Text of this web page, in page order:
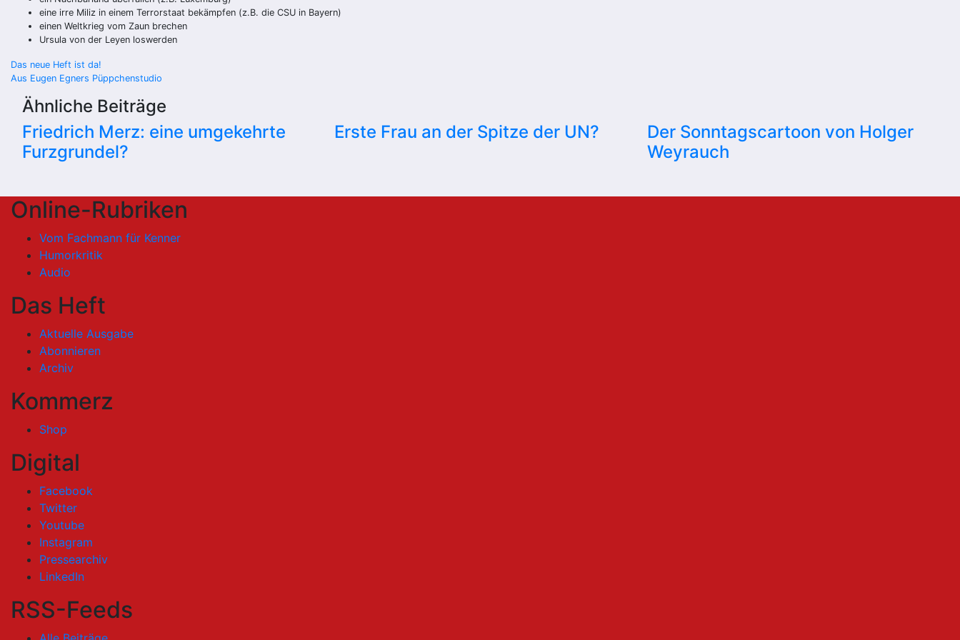
eine irre Miliz in einem Terrorstaat bekämpfen (z.B. die CSU in Bayern)
einen Weltkrieg vom Zaun brechen
Ursula von der Leyen loswerden
Beitragsnavigation
Das neue Heft ist da!
Aus Eugen Egners Püppchenstudio
Ähnliche Beiträge
Friedrich Merz: eine umgekehrte
Furzgrundel?
Erste Frau an der Spitze der UN?
Der Sonntagscartoon von Holger
Weyrauch
Online-Rubriken
Vom Fachmann für Kenner
Humorkritik
Audio
Das Heft
Aktuelle Ausgabe
Abonnieren
Archiv
Kommerz
Shop
Digital
Facebook
Twitter
Youtube
Instagram
Pressearchiv
LinkedIn
RSS-Feeds